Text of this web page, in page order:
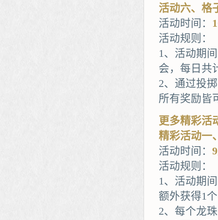
活动六、格
活动时间：
活动规则：
1、活动期
会，每日共
2、通过投
所有奖励皆
更多精彩活
精彩活动一
活动时间：
活动规则：
1、活动期
额外获得1
2、每个龙